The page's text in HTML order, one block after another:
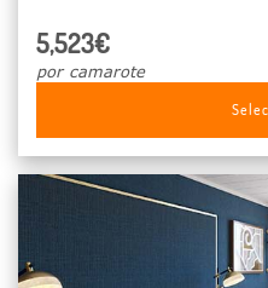
5,523€
por camarote